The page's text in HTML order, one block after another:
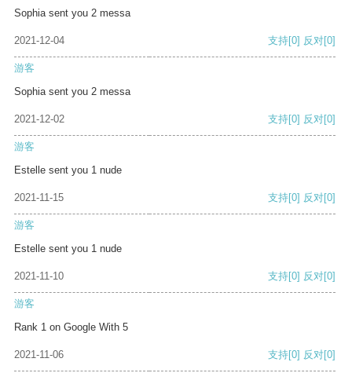
Sophia sent you 2 messa
2021-12-04 支持[0] 反对[0]
游客
Sophia sent you 2 messa
2021-12-02 支持[0] 反对[0]
游客
Estelle sent you 1 nude
2021-11-15 支持[0] 反对[0]
游客
Estelle sent you 1 nude
2021-11-10 支持[0] 反对[0]
游客
Rank 1 on Google With 5
2021-11-06 支持[0] 反对[0]